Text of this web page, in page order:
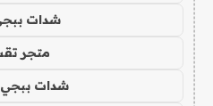
شدات
متجر
شدات